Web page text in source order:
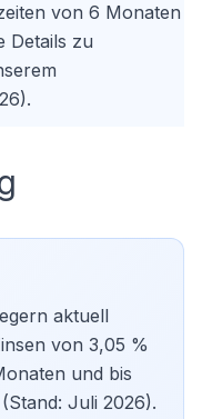
von 6 Monaten
Details zu
aktuell
von 3,05 %
und bis
Juli 2026).